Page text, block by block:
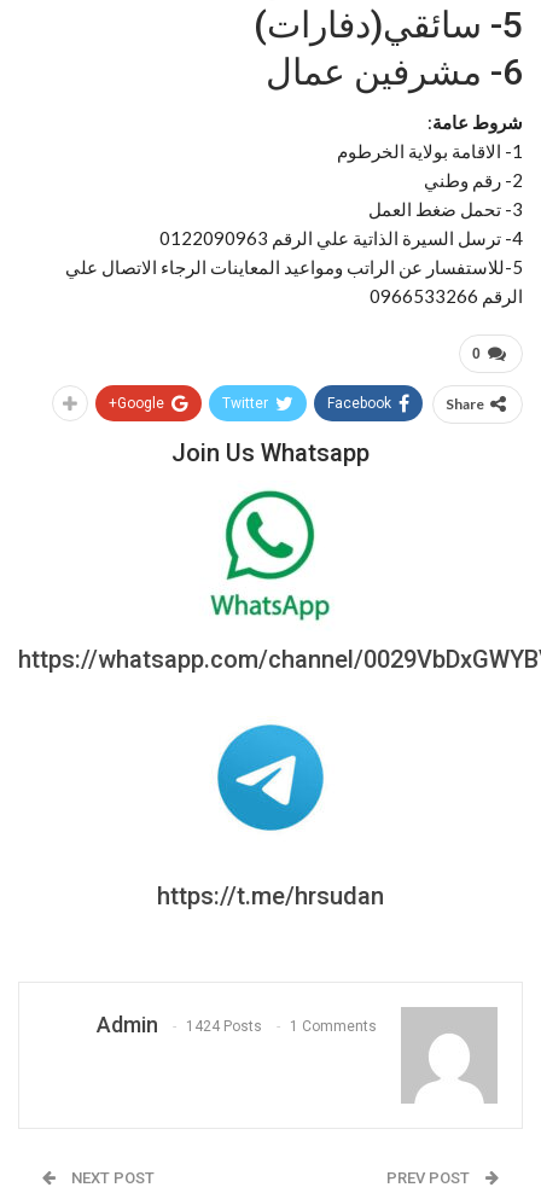
5- سائقي(دفارات)
6- مشرفين عمال
شروط عامة:
1- الاقامة بولاية الخرطوم
2- رقم وطني
3- تحمل ضغط العمل
4- ترسل السيرة الذاتية علي الرقم 0122090963
5-للاستفسار عن الراتب ومواعيد المعاينات الرجاء الاتصال علي
الرقم 0966533266
0
Share
Facebook
Twitter
Google+
Join Us Whatsapp
https://whatsapp.com/channel/
https://t.me/hrsudan
Admin 1424 Posts 1 Comments
NEXT POST